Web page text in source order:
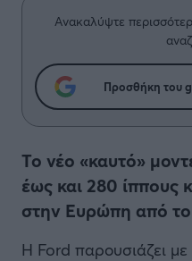
Ανακαλύψτε
Προσθήκη του
Το νέο «καυτό»
έως και 280 ίππους
στην Ευρώπη από το
Η Ford παρουσιάζει